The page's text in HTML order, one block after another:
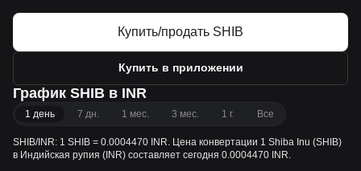
Купить/продать SHIB
Купить в приложении
График SHIB в INR
1 день 7 дн. 1 мес. 3 мес. 1 г. Все
SHIB/INR: 1 SHIB = 0.0004470 INR. Цена конвертации 1 Shiba Inu (SHIB)
в Индийская рупия (INR) составляет сегодня 0.0004470 INR.